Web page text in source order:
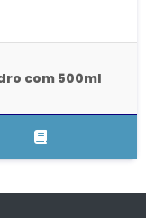
com 500ml